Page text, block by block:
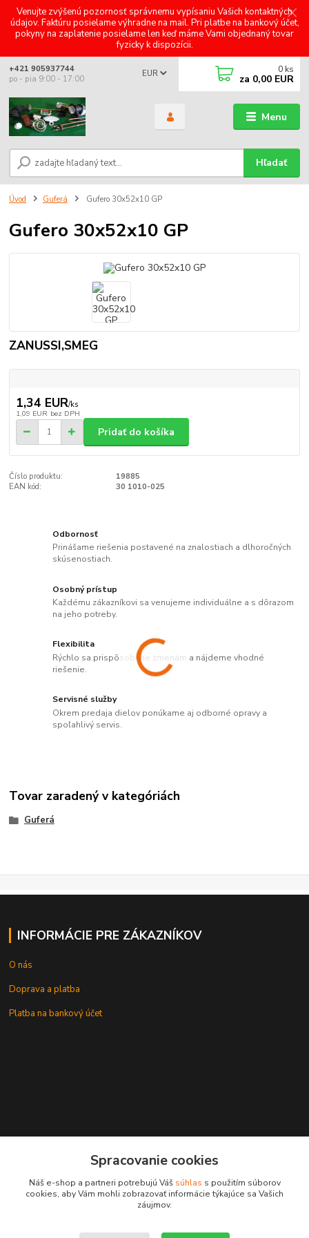
Venujte zvýšenú pozornosť správnemu vypísaniu Vašich kontaktných
údajov. Faktúru posielame výhradne na mail. Pri platbe na bankový účet,
pokyny na zaplatenie posielame len keď máme Vami objednaný tovar
fyzicky k dispozícii.
Menu
EUR
Hľadať
+421 905937744
po - pia 9:00 - 17:00
0 ks
za 0,00 EUR
Úvod Guferá Gufero 30x52x10 GP
Gufero 30x52x10 GP
ZANUSSI,SMEG
1,34 EUR/ks
1,09 EUR bez DPH
Pridať do košíka
Číslo produktu:
19885
EAN kód:
30 1010-025
Odbornosť
Prinášame riešenia postavené na znalostiach a dlhoročných
skúsenostiach.
Osobný prístup
Každému zákazníkovi sa venujeme individuálne a s dôrazom
na jeho potreby.
Flexibilita
Rýchlo sa prispôsobíme zmenám a nájdeme vhodné
riešenie.
Servisné služby
Okrem predaja dielov ponúkame aj odborné opravy a
spoľahlivý servis.
Tovar zaradený v kategóriách
Guferá
INFORMÁCIE PRE ZÁKAZNÍKOV
O nás
Doprava a platba
Platba na bankový účet
leksunsro@gmail.com
Spracovanie cookies
Náš e-shop a partneri potrebujú Váš súhlas s použitím súborov
cookies, aby Vám mohli zobrazovať informácie týkajúce sa Vašich
záujmov.